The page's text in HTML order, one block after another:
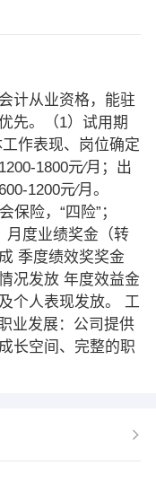
计从业资格，能驻
先。（1）试用期
作表现、岗位确定
1800元∕月；出
1200元∕月。
保险，“四险”；
月度业绩奖金（转
季度绩效奖奖金
况发放 年度效益金
个人表现发放。 工
业发展：公司提供
长空间、完整的职